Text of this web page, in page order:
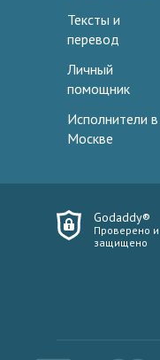
Тексты и
перевод
Личный
помощник
Исполнители в
Москве
Godaddy®
Проверено и
защищено